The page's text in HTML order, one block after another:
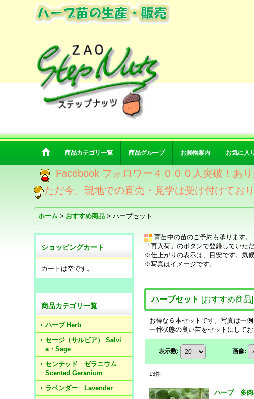
商品カテゴリ一覧 商品グループ お買物案内 お気に入
Facebook フォロワー４０００人突破！あ
ただ今、現地での直売・見学は受け付けており
ホーム > おすすめ商品 > ハーブセット
ショッピングカート
カートは空です。
商品カテゴリ一覧
ハーブ Herb
セージ（サルビア） Salvi
a・Sage
センテッド ゼラニウム
Scented Geranium
ラベンダー Lavender
育苗中の苗のご予約も承ります。
「再入荷」のボタンで登録していた
※仕上がりの表示は、目安です。気
※写真はイメージです。
ハーブセット [おすすめ商品]
お得な６本セットです。写真は一例
一番状態の良い苗をセットにして
表示数: 画像:
13件
ハーブ 多